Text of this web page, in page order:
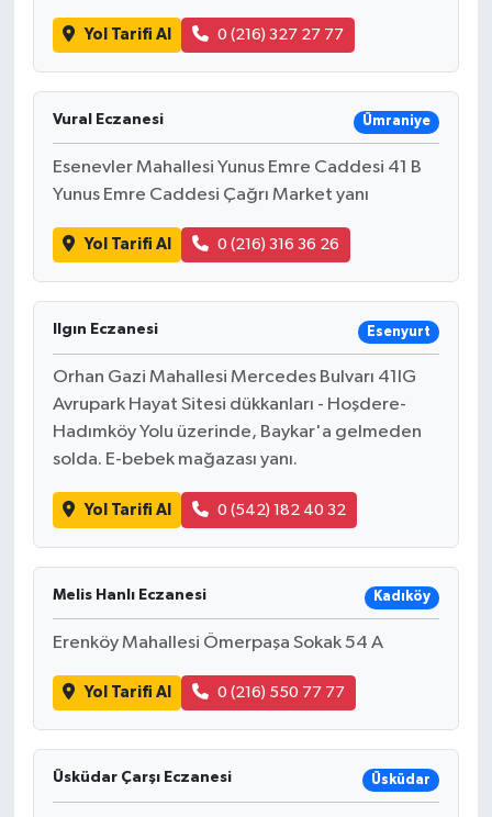
Yol Tarifi Al 0 (216) 327 27 77
Vural Eczanesi Ümraniye
Esenevler Mahallesi Yunus Emre Caddesi 41 B
Yunus Emre Caddesi Çağrı Market yanı
Yol Tarifi Al 0 (216) 316 36 26
Ilgın Eczanesi Esenyurt
Orhan Gazi Mahallesi Mercedes Bulvarı 41IG
Avrupark Hayat Sitesi dükkanları - Hoşdere-
Hadımköy Yolu üzerinde, Baykar'a gelmeden
solda. E-bebek mağazası yanı.
Yol Tarifi Al 0 (542) 182 40 32
Melis Hanlı Eczanesi Kadıköy
Erenköy Mahallesi Ömerpaşa Sokak 54 A
Yol Tarifi Al 0 (216) 550 77 77
Üsküdar Çarşı Eczanesi Üsküdar